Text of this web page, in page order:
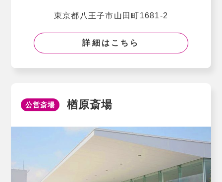
東京都八王子市山田町1681-2
詳細はこちら
公営斎場 楢原斎場